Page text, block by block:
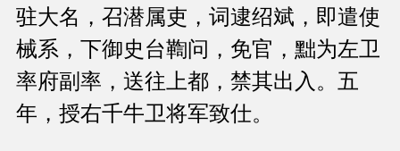
驻大名，召潜属吏，词逮绍斌，即遣使
械系，下御史台鞫问，免官，黜为左卫
率府副率，送往上都，禁其出入。五
年，授右千牛卫将军致仕。